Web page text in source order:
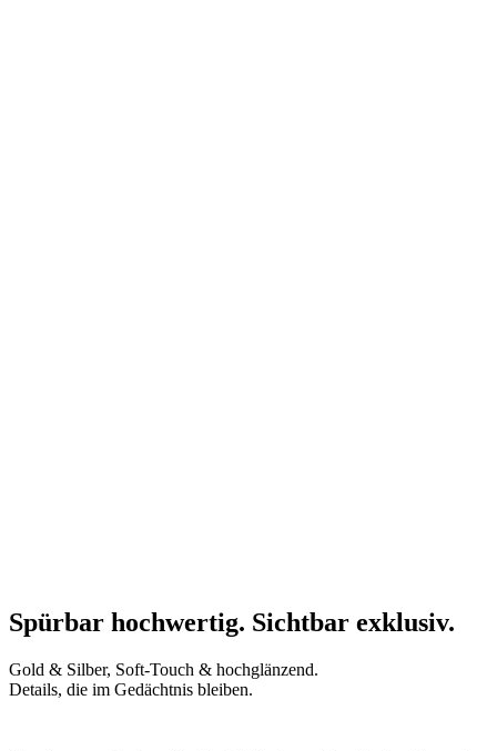
Spürbar hochwertig. Sichtbar exklusiv.
Gold & Silber, Soft-Touch & hochglänzend.
Details, die im Gedächtnis bleiben.